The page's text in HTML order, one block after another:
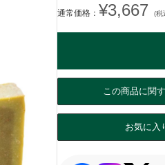
通常価格： ¥3,667 (税
この商品に関
お気に入